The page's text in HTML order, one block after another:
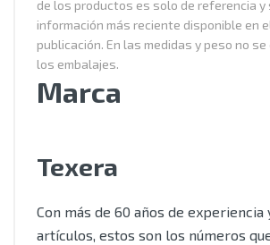
de los productos es solo de referencia y
información más reciente disponible en
publicación. En las medidas y peso no
los embalajes.
Marca
Texera
Con más de 60 años de experiencia
artículos, estos son los números